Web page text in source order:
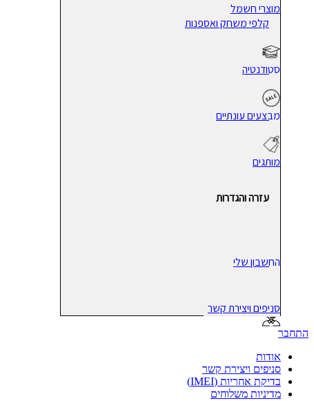
מוצרי חשמל
קלפי משחק ואספנות
סטודנטיה
מבצעים עונתיים
מותגים
עזרה והגדרות
החשבון שלי
סניפים ויצירת קשר
התחבר
אודות
סניפים ויצירת קשר
בדיקת אחריות (IMEI)
מדיניות משלוחים